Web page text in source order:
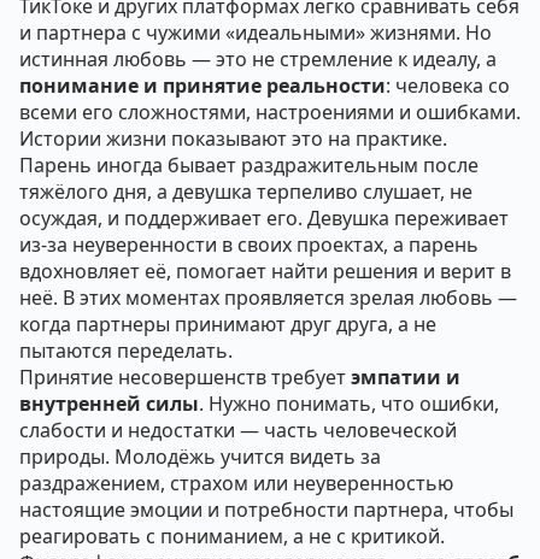
ТикТоке и других платформах легко сравнивать себя
и партнера с чужими «идеальными» жизнями. Но
истинная любовь — это не стремление к идеалу, а
понимание и принятие реальности: человека со
всеми его сложностями, настроениями и ошибками.
Истории жизни показывают это на практике.
Парень иногда бывает раздражительным после
тяжёлого дня, а девушка терпеливо слушает, не
осуждая, и поддерживает его. Девушка переживает
из-за неуверенности в своих проектах, а парень
вдохновляет её, помогает найти решения и верит в
неё. В этих моментах проявляется зрелая любовь —
когда партнеры принимают друг друга, а не
пытаются переделать.
Принятие несовершенств требуетэмпатии и
внутренней силы. Нужно понимать, что ошибки,
слабости и недостатки — часть человеческой
природы. Молодёжь учится видеть за
раздражением, страхом или неуверенностью
настоящие эмоции и потребности партнера, чтобы
реагировать с пониманием, а не с критикой.